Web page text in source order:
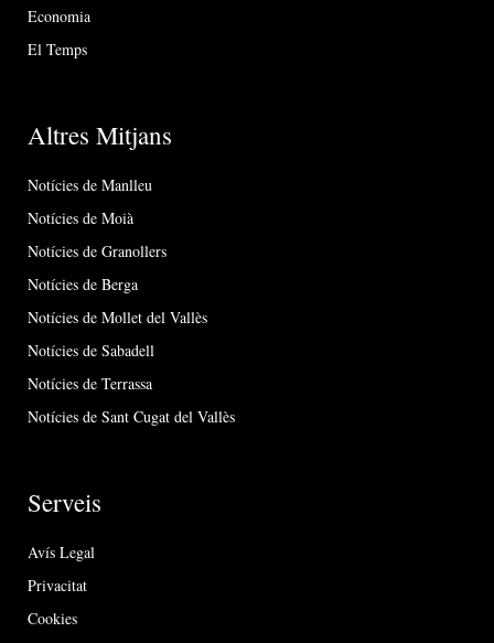
Economia
El Temps
Altres Mitjans
Notícies de Manlleu
Notícies de Moià
Notícies de Granollers
Notícies de Berga
Notícies de Mollet del Vallès
Notícies de Sabadell
Notícies de Terrassa
Notícies de Sant Cugat del Vallès
Serveis
Avís Legal
Privacitat
Cookies